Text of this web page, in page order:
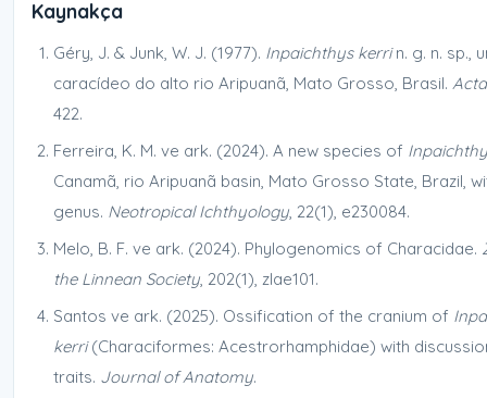
Kaynakça
Géry, J. & Junk, W. J. (1977). Inpaichthys kerrin. g. n. sp.,
caracídeo do alto rio Aripuanã, Mato Grosso, Brasil.
422.
Ferreira, K. M. ve ark. (2024). A new species of
Canamã, rio Aripuanã basin, Mato Grosso State, Brazil,
genus. Neotropical Ichthyology, 22(1), e230084.
Melo, B. F. ve ark. (2024). Phylogenomics of Characidae.
the Linnean Society, 202(1), zlae101.
Santos ve ark. (2025). Ossification of the cranium of
kerri(Characiformes: Acestrorhamphidae) with
traits. Journal of Anatomy.